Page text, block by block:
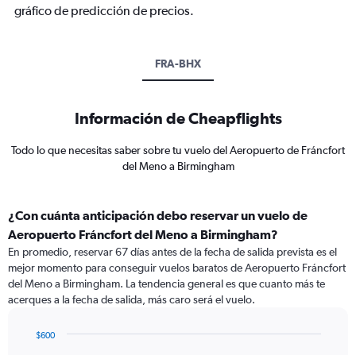
gráfico de predicción de precios.
FRA-BHX
Información de Cheapflights
Todo lo que necesitas saber sobre tu vuelo del Aeropuerto de Fráncfort
del Meno a Birmingham
¿Con cuánta anticipación debo reservar un vuelo de
Aeropuerto Fráncfort del Meno a Birmingham?
En promedio, reservar 67 días antes de la fecha de salida prevista es el
mejor momento para conseguir vuelos baratos de Aeropuerto Fráncfort
del Meno a Birmingham. La tendencia general es que cuanto más te
acerques a la fecha de salida, más caro será el vuelo.
$600